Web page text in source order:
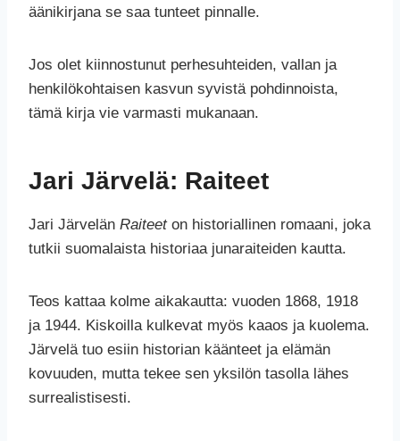
äänikirjana se saa tunteet pinnalle.
Jos olet kiinnostunut perhesuhteiden, vallan ja
henkilökohtaisen kasvun syvistä pohdinnoista,
tämä kirja vie varmasti mukanaan.
Jari Järvelä: Raiteet
Jari Järvelän Raiteeton historiallinen romaani, joka
tutkii suomalaista historiaa junaraiteiden kautta.
Teos kattaa kolme aikakautta: vuoden 1868, 1918
ja 1944. Kiskoilla kulkevat myös kaaos ja kuolema.
Järvelä tuo esiin historian käänteet ja elämän
kovuuden, mutta tekee sen yksilön tasolla lähes
surrealistisesti.